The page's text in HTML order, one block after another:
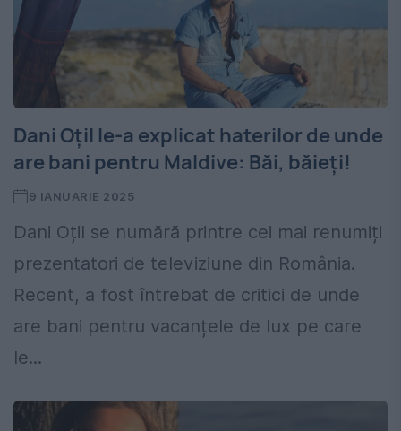
Dani Oțil le-a explicat haterilor de unde
are bani pentru Maldive: Băi, băieți!
9 IANUARIE 2025
Dani Oțil se numără printre cei mai renumiți
prezentatori de televiziune din România.
Recent, a fost întrebat de critici de unde
are bani pentru vacanțele de lux pe care
le...